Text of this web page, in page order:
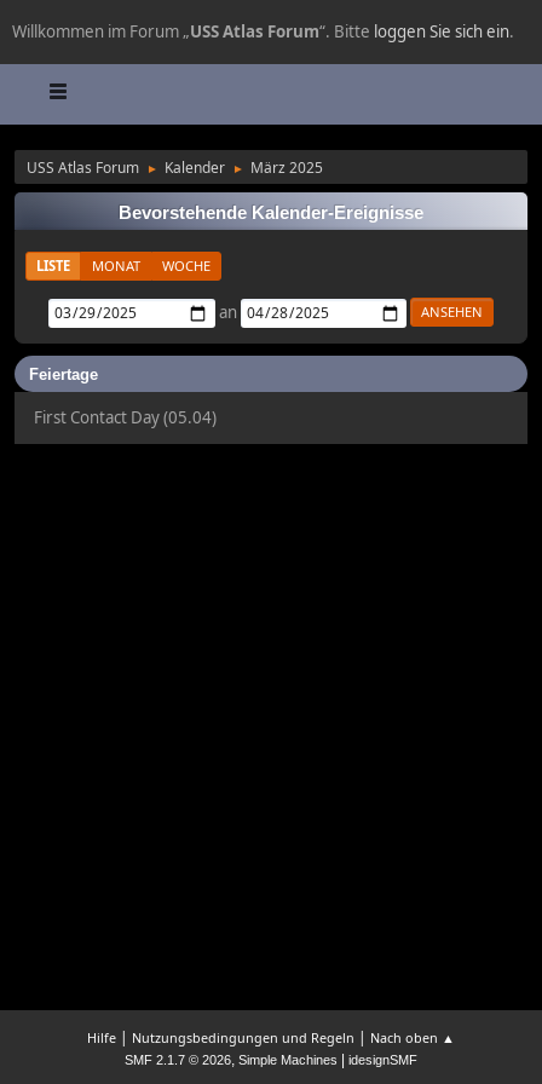
Willkommen im Forum „USS Atlas Forum“. Bitte loggen Sie sich ein.
USS Atlas Forum ► Kalender ► März 2025
Bevorstehende Kalender-Ereignisse
LISTE MONAT WOCHE
an
Feiertage
First Contact Day (05.04)
Hilfe | Nutzungsbedingungen und Regeln | Nach oben ▲
SMF 2.1.7 © 2026, Simple Machines idesignSMF